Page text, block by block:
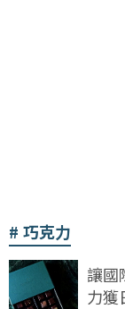
巧克力
讓國
力獲